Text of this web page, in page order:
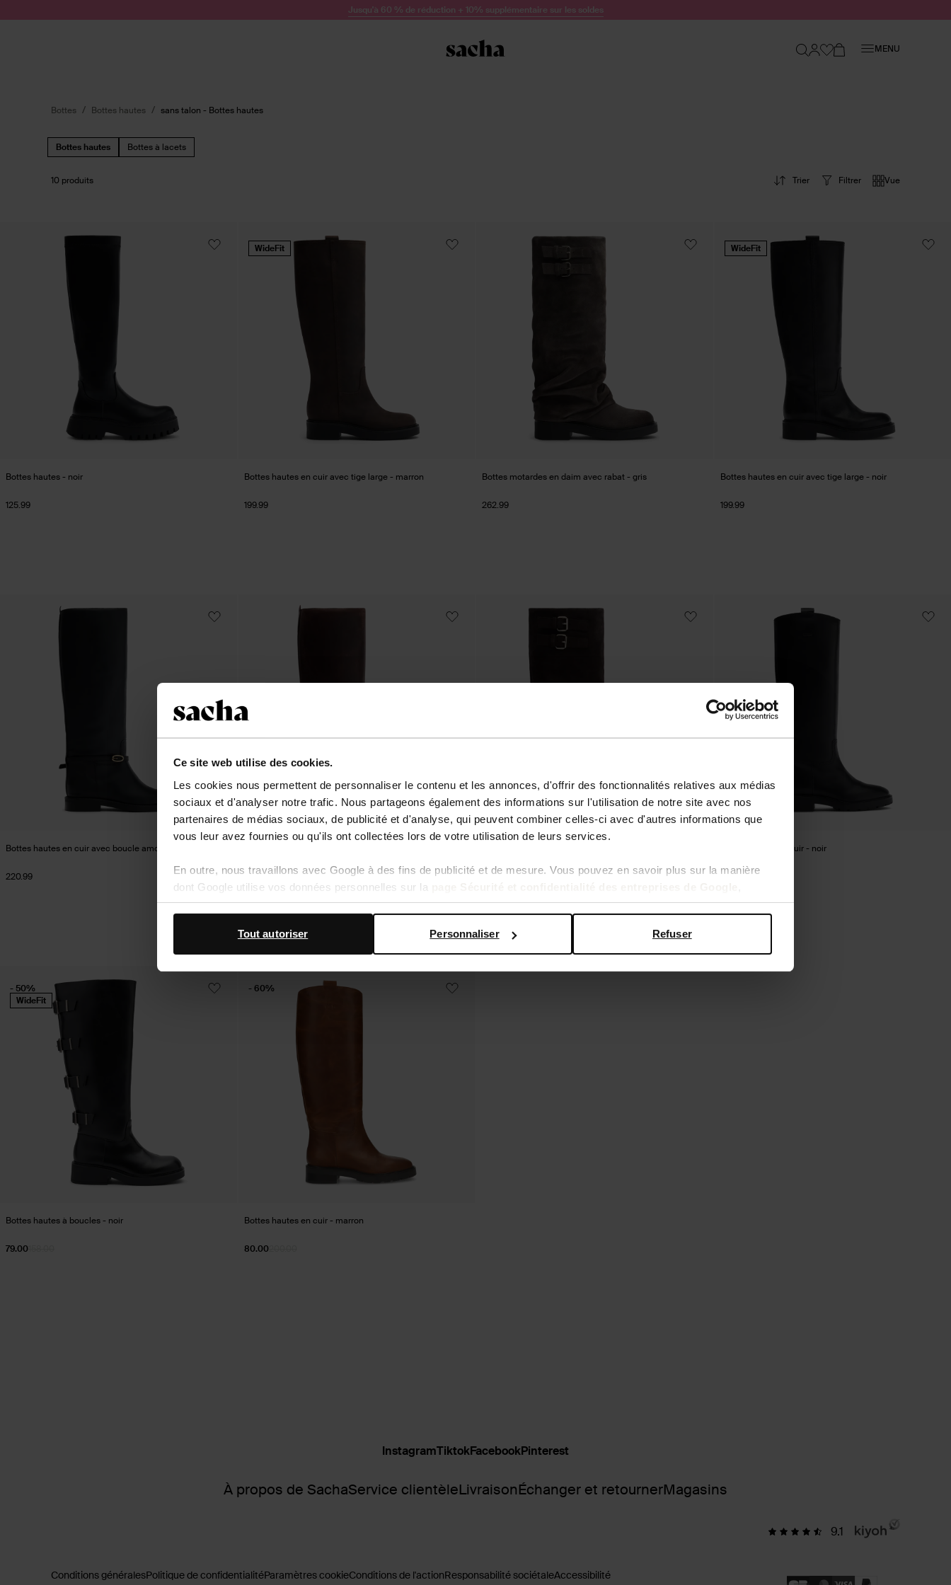
Ce site web utilise des cookies.
Les cookies nous permettent de personnaliser le contenu et les annonces, d'offrir des fonctionnalités relatives aux médias
sociaux et d'analyser notre trafic. Nous partageons également des informations sur l'utilisation de notre site avec nos
partenaires de médias sociaux, de publicité et d'analyse, qui peuvent combiner celles-ci avec d'autres informations que
vous leur avez fournies ou qu'ils ont collectées lors de votre utilisation de leurs services.
En outre, nous travaillons avec Google à des fins de publicité et de mesure. Vous pouvez en savoir plus sur la manière
dont Google utilise vos données personnelles sur la
Refuser
Personnaliser
Tout autoriser
Jusqu'à 60 % de réduction + 10% supplémentaire sur les soldes
MENU
Bottes Bottes hautes sans talon - Bottes hautes
Bottes hautes Bottes à lacets
Filtrer Vue
10 produits Trier
Bottes hautes - noir
125.99
Bottes hautes en cuir avec tige large - marron
199.99
WideFit
Bottes motardes en daim avec rabat - gris
262.99
Bottes hautes en cuir avec tige large - noir
199.99
WideFit
Bottes hautes en cuir avec boucle amovible - noir
220.99 220.99 262.99
Bottes hautes en cuir - noir
209.99
Bottes hautes à boucles - noir
79.00
- 50%
WideFit
Bottes hautes en cuir - marron
200.00
80.00
- 60%
À propos de SachaService clientèleLivraisonÉchanger et retournerMagasins
InstagramTiktokFacebookPinterest
9.1
Conditions généralesPolitique de confidentialitéParamètres cookieConditions de l'actionResponsabilité sociétaleAccessibilité